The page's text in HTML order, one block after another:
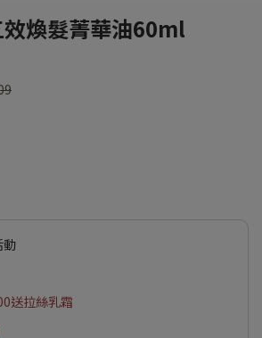
煥髮菁華油60ml
動
送拉絲乳霜